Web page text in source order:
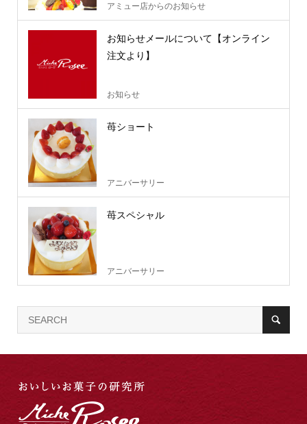
アミュー店からのお知らせ
お知らせメールについて【オンライン
注文より】
お知らせ
苺ショート
アニバーサリー
苺スペシャル
アニバーサリー